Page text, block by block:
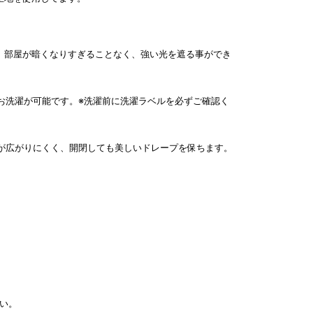
屋が暗くなりすぎることなく、強い光を遮る事ができ
濯が可能です。※洗濯前に洗濯ラベルを必ずご確認く
がりにくく、開閉しても美しいドレープを保ちます。
。